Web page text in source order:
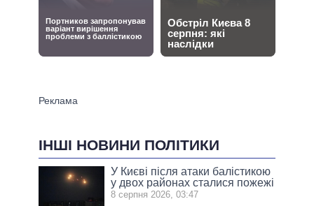
ІНШІ НОВИНИ ПОЛІТИКИ
У Києві після атаки балістикою
у двох районах сталися пожежі
8 серпня 2026, 03:47